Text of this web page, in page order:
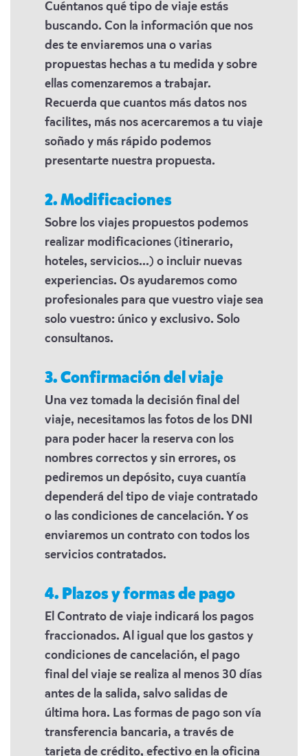
Cuéntanos qué tipo de viaje estás
buscando. Con la información que nos
des te enviaremos una o varias
propuestas hechas a tu medida y sobre
ellas comenzaremos a trabajar.
Recuerda que cuantos más datos nos
facilites, más nos acercaremos a tu viaje
soñado y más rápido podemos
presentarte nuestra propuesta.
2. Modificaciones
Sobre los viajes propuestos podemos
realizar modificaciones (itinerario,
hoteles, servicios...) o incluir nuevas
experiencias. Os ayudaremos como
profesionales para que vuestro viaje sea
solo vuestro: único y exclusivo. Solo
consultanos.
3. Confirmación del viaje
Una vez tomada la decisión final del
viaje, necesitamos las fotos de los DNI
para poder hacer la reserva con los
nombres correctos y sin errores, os
pediremos un depósito, cuya cuantía
dependerá del tipo de viaje contratado
o las condiciones de cancelación. Y os
enviaremos un contrato con todos los
servicios contratados.
4. Plazos y formas de pago
El Contrato de viaje indicará los pagos
fraccionados. Al igual que los gastos y
condiciones de cancelación, el pago
final del viaje se realiza al menos 30 días
antes de la salida, salvo salidas de
última hora. Las formas de pago son vía
transferencia bancaria, a través de
tarjeta de crédito, efectivo en la oficina